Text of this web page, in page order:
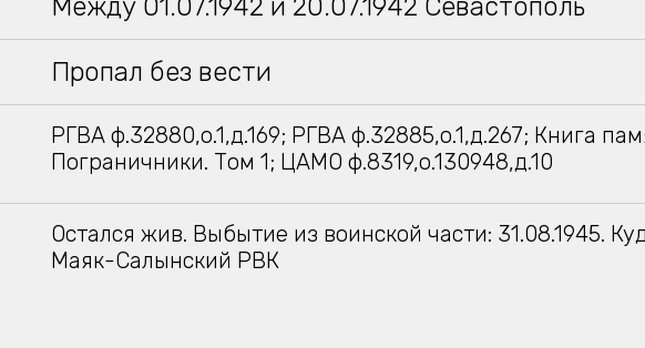
Между 01.07.1942 и 20.07.1942 Севастополь
Пропал без вести
РГВА ф.32880,о.1,д.169; РГВА ф.32885,о.1,д.267; Книга
Пограничники. Том 1; ЦАМО ф.8319,о.130948,д.10
Остался жив. Выбытие из воинской части: 31.08.1945.
Маяк-Салынский РВК